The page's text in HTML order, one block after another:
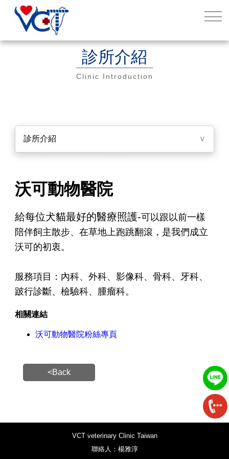
診所介紹
Clinic Introduction
診所介紹 ∨
沃可動物醫院
給每位犬貓最好的醫療照護-可以跟以前一樣
陪伴飼主散步、在草地上跑跳翻滾，是我們成立
沃可的初衷。
服務項目：內科、外科、影像科、骨科、牙科、
跛行診斷、檢驗科、腫瘤科。
相關連結
沃可動物醫院粉絲專頁
<Back
VCT veterinary Clinic Taiwan
聯絡人：楊雅淳